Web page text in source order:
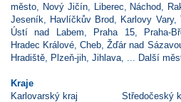
město
Nový Jičín, Liberec Náchod
Jeseník
Havlíčkův Brod Karlovy Vary,
Ústí nad Labem
Praha 15, Praha-
Hradec Králové ,Cheb ,Žďár nad
Hradiště
Plzeň-jih Jihlava Další
Kraje
Karlovarský kraj
Středočeský